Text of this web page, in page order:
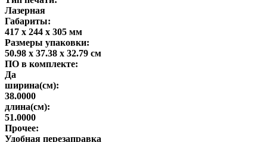
Лазерная
Габариты:
417 x 244 x 305 мм
Размеры упаковки:
50.98 x 37.38 x 32.79 см
ПО в комплекте:
Да
ширина(см):
38.0000
длина(см):
51.0000
Прочее:
Удобная перезаправка